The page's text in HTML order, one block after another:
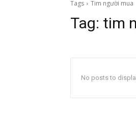
Tags Tim người mua
Tag: tim
No posts to